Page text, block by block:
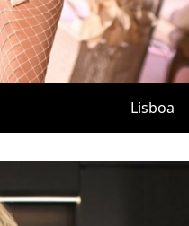
Lisboa